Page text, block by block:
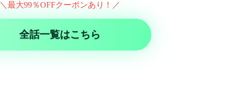
＼最大99％OFFクーポンあり！／
全話一覧はこちら